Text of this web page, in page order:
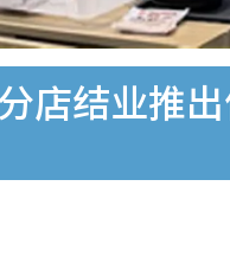
店结业推